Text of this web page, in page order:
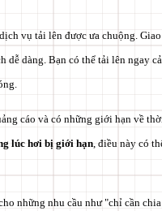
vụ tải lên được ưa chuộng.
dễ dàng. Bạn có thể tải lên ngay
cáo và có những giới hạn về
lúc hơi bị giới hạn, điều này có
những nhu cầu như "chỉ cần